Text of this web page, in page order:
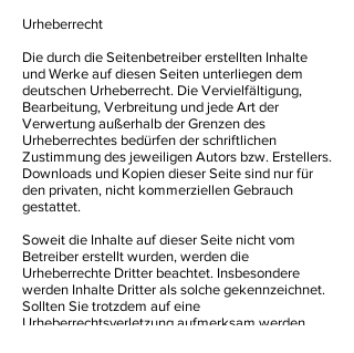
Urheberrecht
Die durch die Seitenbetreiber erstellten Inhalte
und Werke auf diesen Seiten unterliegen dem
deutschen Urheberrecht. Die Vervielfältigung,
Bearbeitung, Verbreitung und jede Art der
Verwertung außerhalb der Grenzen des
Urheberrechtes bedürfen der schriftlichen
Zustimmung des jeweiligen Autors bzw. Erstellers.
Downloads und Kopien dieser Seite sind nur für
den privaten, nicht kommerziellen Gebrauch
gestattet.
Soweit die Inhalte auf dieser Seite nicht vom
Betreiber erstellt wurden, werden die
Urheberrechte Dritter beachtet. Insbesondere
werden Inhalte Dritter als solche gekennzeichnet.
Sollten Sie trotzdem auf eine
Urheberrechtsverletzung aufmerksam werden,